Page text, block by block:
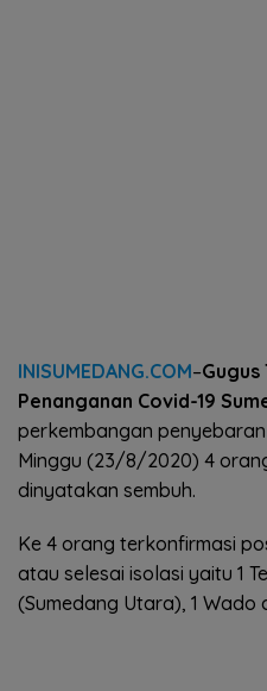
INISUMEDANG.COM–
Penanganan Covid-19
perkembangan penyebaran
Minggu (23/8/2020) 4
dinyatakan sembuh.
Ke 4 orang terkonfirmasi
atau selesai isolasi yaitu 1
(Sumedang Utara), 1